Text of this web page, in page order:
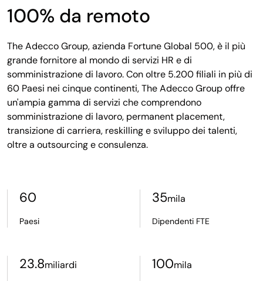
100% da remoto
The Adecco Group, azienda Fortune Global 500, è il più
grande fornitore al mondo di servizi HR e di
somministrazione di lavoro. Con oltre 5.200 filiali in più di
60 Paesi nei cinque continenti, The Adecco Group offre
un'ampia gamma di servizi che comprendono
somministrazione di lavoro, permanent placement,
transizione di carriera, reskilling e sviluppo dei talenti,
oltre a outsourcing e consulenza.
60
Paesi
35mila
Dipendenti FTE
23.8miliardi 100mila